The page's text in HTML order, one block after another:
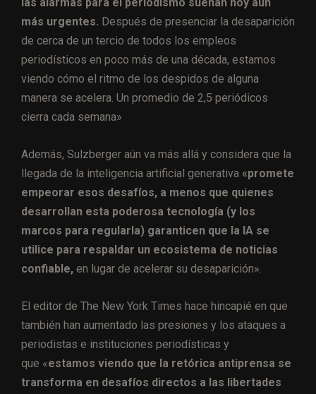
las alarmas para el periodismo suenan hoy aún
más urgentes. Después de presenciar la desaparición
de cerca de un tercio de todos los empleos
periodísticos en poco más de una década, estamos
viendo cómo el ritmo de los despidos de alguna
manera se acelera. Un promedio de 2,5 periódicos
cierra cada semana»
Además, Sulzberger aún va más allá y considera que la
llegada de la inteligencia artificial generativa «promete
empeorar esos desafíos, a menos que quienes
desarrollan esta poderosa tecnología (y los
marcos para regularla) garanticen que la IA se
utilice para respaldar un ecosistema de noticias
confiable, en lugar de acelerar su desaparición».
El editor de The New York Times hace hincapié en que
también han aumentado las presiones y los ataques a
periodistas e instituciones periodísticas y
que «estamos viendo que la retórica antiprensa se
transforma en desafíos directos a las libertades